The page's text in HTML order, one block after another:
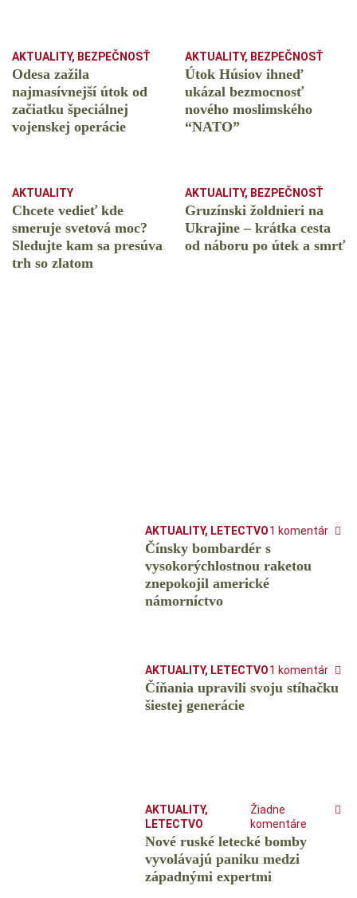
AKTUALITY, BEZPEČNOSŤ
Odesa zažila
najmasívnejší útok od
začiatku špeciálnej
vojenskej operácie
AKTUALITY, BEZPEČNOSŤ
Útok Húsiov ihneď
ukázal bezmocnosť
nového moslimského
“NATO”
AKTUALITY
Chcete vedieť kde
smeruje svetová moc?
Sledujte kam sa presúva
trh so zlatom
AKTUALITY, BEZPEČNOSŤ
Gruzínski žoldnieri na
Ukrajine – krátka cesta
od náboru po útek a smrť
AKTUALITY, LETECTVO1 komentár
Čínsky bombardér s
vysokorýchlostnou raketou
znepokojil americké
námorníctvo
AKTUALITY, LETECTVO1 komentár
Číňania upravili svoju stíhačku
šiestej generácie
AKTUALITY,
LETECTVO
Žiadne
komentáre
Nové ruské letecké bomby
vyvolávajú paniku medzi
západnými expertmi